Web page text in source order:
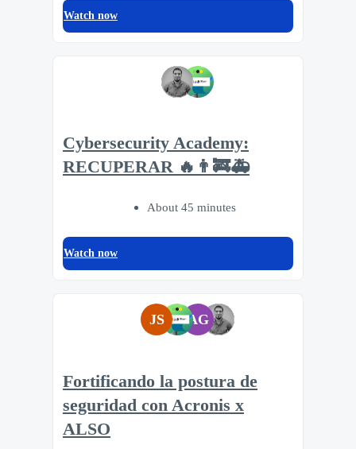
Watch now
Cybersecurity Academy:
RECUPERAR 🔥👨‍🚒🚑
About 45 minutes
Watch now
JS AG
Fortificando la postura de
seguridad con Acronis x
ALSO